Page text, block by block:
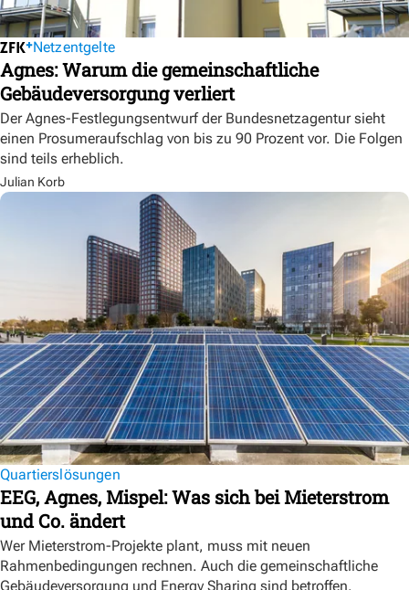
Netzentgelte
Agnes: Warum die gemeinschaftliche
Gebäudeversorgung verliert
Der Agnes-Festlegungsentwurf der Bundesnetzagentur sieht
einen Prosumeraufschlag von bis zu 90 Prozent vor. Die Folgen
sind teils erheblich.
Julian Korb
Quartierslösungen
EEG, Agnes, Mispel: Was sich bei Mieterstrom
und Co. ändert
Wer Mieterstrom-Projekte plant, muss mit neuen
Rahmenbedingungen rechnen. Auch die gemeinschaftliche
Gebäudeversorgung und Energy Sharing sind betroffen.